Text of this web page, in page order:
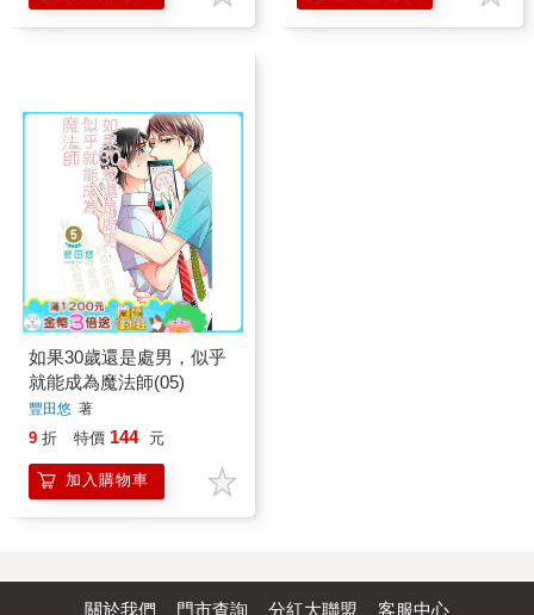
如果30歲還是處男，似乎
就能成為魔法師(05)
豐田悠著
9 折 特價 144 元
加入購物車
關於我們 門市查詢 分紅大聯盟 客服中心